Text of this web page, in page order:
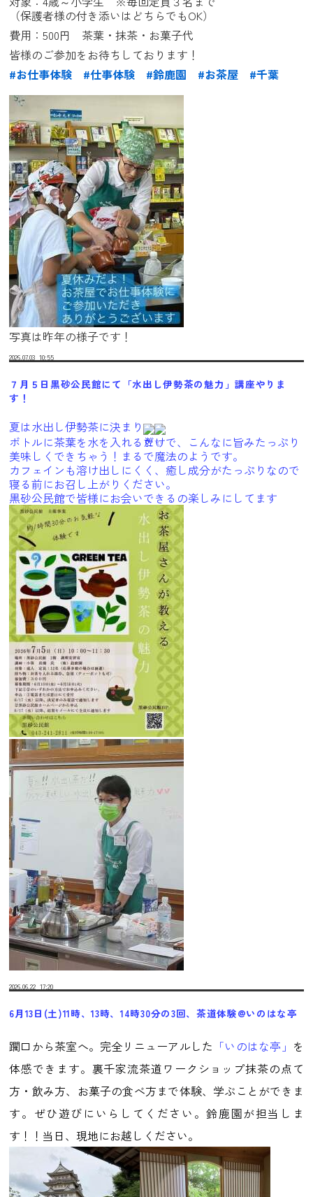
（保護者様の付き添いはどちらでもOK）
費用：500円　茶葉・抹茶・お菓子代
皆様のご参加をお待ちしております！
#お仕事体験
#仕事体験 #鈴鹿園 #お茶屋 #千葉
写真は昨年の様子です！
2026.07.03 10:55
７月５日黒砂公民館にて「水出し伊勢茶の魅力」講座やりま
す！
夏は水出し伊勢茶に決まり
ボトルに茶葉を水を入れるだけで、こんなに旨みたっぷり
美味しくできちゃう！まるで魔法のようです。
カフェインも溶け出しにくく、癒し成分がたっぷりなので
寝る前にお召し上がりください。
黒砂公民館で皆様にお会いできるの楽しみにしてます
2026.06.22 17:20
6月13日(土)11時、13時、14時30分の3回、茶道体験@いのはな亭
躙口から茶室へ。完全リニューアルした 「いのはな亭」 を
体感できます。裏千家流茶道ワークショップ抹茶の点て
方・飲み方、お菓子の食べ方まで体験、学ぶことができま
す。ぜひ遊びにいらしてください。鈴鹿園が担当しま
す！！当日、現地にお越しください。